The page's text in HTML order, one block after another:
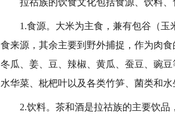
拉祜族的饮食文化包括食源、饮料、
1.食源。大米为主食，兼有包谷（玉
食来源，其余主要到野外捕捉，作为肉
冬瓜、姜、豆、辣椒、黄瓜、蚕豆、豌
水华菜、枇杷叶以及各类竹笋、菌类和水
2.饮料。茶和酒是拉祜族的主要饮品